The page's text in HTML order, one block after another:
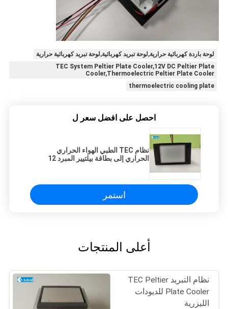
لوحة باردة كهربائية حرارية,لوحة تبريد كهربائية,لوحة تبريد كهربائية حرارية
TEC System Peltier Plate Cooler,12V DC Peltier Plate
Cooler,Thermoelectric Peltier Plate Cooler
thermoelectric cooling plate
احصل على افضل سعر ل
نظام TEC الطبي الهواء الحراري
الحراري إلى بطاقة بيلتيير المبرد 12
استمر
أعلى المنتجات
نظام التبريد TEC Peltier
Plate Cooler للديودات
الليزرية